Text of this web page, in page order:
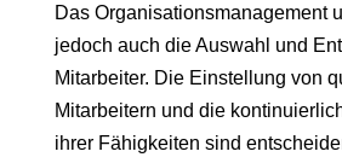
Das Organisationsmanagement
jedoch auch die Auswahl und
Mitarbeiter. Die Einstellung von
Mitarbeitern und die
ihrer Fähigkeiten sind